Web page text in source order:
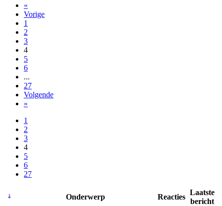
«
Vorige
1
2
3
4
5
6
...
27
Volgende
»
1
2
3
4
5
6
27
Onderwerp Reacties
Laatste
bericht